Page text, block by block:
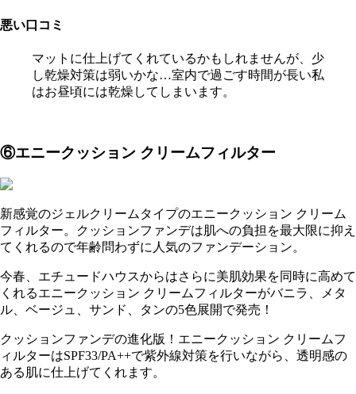
悪い口コミ
マットに仕上げてくれているかもしれませんが、少
し乾燥対策は弱いかな…室内で過ごす時間が長い私
はお昼頃には乾燥してしまいます。
⑥エニークッション クリームフィルター
新感覚のジェルクリームタイプのエニークッション クリーム
フィルター。クッションファンデは肌への負担を最大限に抑え
てくれるので年齢問わずに人気のファンデーション。
今春、エチュードハウスからはさらに美肌効果を同時に高めて
くれるエニークッション クリームフィルターがバニラ、メタ
ル、ベージュ、サンド、タンの5色展開で発売！
クッションファンデの進化版！エニークッション クリームフ
ィルターはSPF33/PA++で紫外線対策を行いながら、透明感の
ある肌に仕上げてくれます。